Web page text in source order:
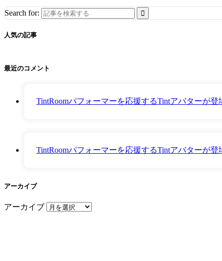
Search for:
人気の記事
最近のコメント
TintRoomパフォーマーを応援するTintアバターが
TintRoomパフォーマーを応援するTintアバターが
アーカイブ
アーカイブ